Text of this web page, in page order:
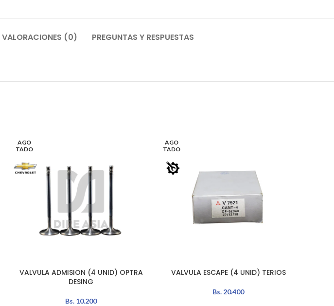
VALORACIONES (0) PREGUNTAS Y RESPUESTAS
AGO
TADO
LEER MÁS
VALVULA ADMISION (4 UNID) OPTRA
DESING
Bs. 10.200
AGO
TADO
LEER MÁS
VALVULA ESCAPE (4 UNID) TERIOS
Bs. 20.400